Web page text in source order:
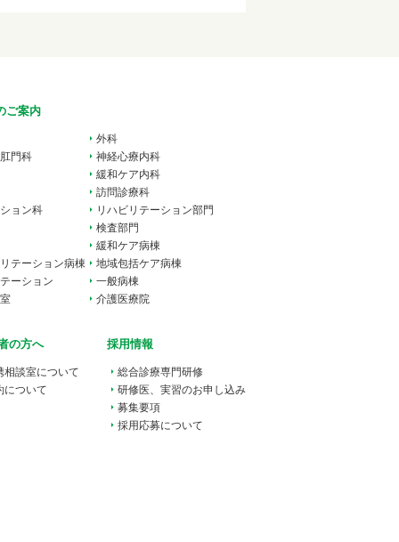
ご案内
外科
門科
神経心療内科
緩和ケア内科
訪問診療科
ョン科
リハビリテーション部門
検査部門
緩和ケア病棟
テーション病棟
地域包括ケア病棟
ーション
一般病棟
介護医療院
の方へ
相談室について
について
採用情報
総合診療専門研修
研修医、実習のお申し込み
募集要項
採用応募について